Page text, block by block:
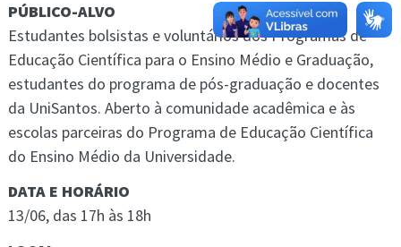
PÚBLICO-ALVO
Estudantes bolsistas e voluntários dos Programas de
Educação Científica para o Ensino Médio e Graduação,
estudantes do programa de pós-graduação e docentes
da UniSantos. Aberto à comunidade acadêmica e às
escolas parceiras do Programa de Educação Científica
do Ensino Médio da Universidade.
DATA E HORÁRIO
13/06, das 17h às 18h